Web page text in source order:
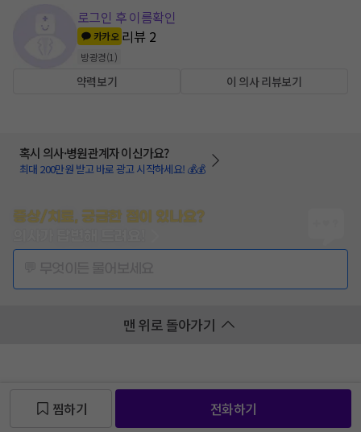
로그인 후 이름확인
카카오 리뷰 2
방광경(1 )
약력보기 이 의사 리뷰보기
혹시 의사·병원관계자 이신가요?
최대 200만원 받고 바로 광고 시작하세요! 💰💰
증상/치료, 궁금한 점이 있나요?
맨 위로 돌아가기
찜하기 전화하기